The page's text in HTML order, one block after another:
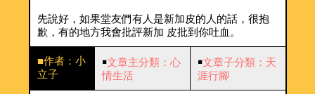
先說好，如果堂友們有人是新加皮的人的話，很抱
歉，有的地方我會批評新加 皮批到你吐血。
■作者：小
立子
￭文章主分類：心
情生活
￭文章子分類：天
涯行腳